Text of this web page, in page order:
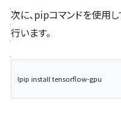
次に、pipコマンドを使用
行います。